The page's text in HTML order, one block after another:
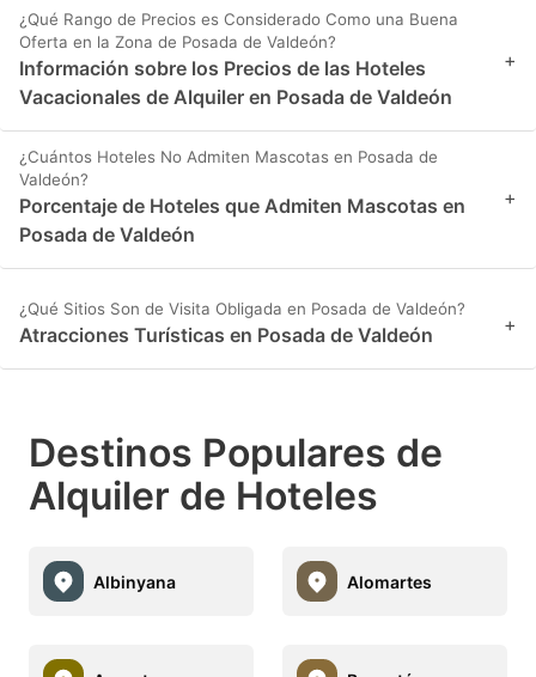
¿Qué Rango de Precios es Considerado Como una Buena
Oferta en la Zona de Posada de Valdeón?
Información sobre los Precios de las Hoteles
Vacacionales de Alquiler en Posada de Valdeón
+
¿Cuántos Hoteles No Admiten Mascotas en Posada de
Valdeón?
Porcentaje de Hoteles que Admiten Mascotas en
Posada de Valdeón
+
¿Qué Sitios Son de Visita Obligada en Posada de Valdeón?
Atracciones Turísticas en Posada de Valdeón +
Destinos Populares de
Alquiler de Hoteles
Albinyana Alomartes